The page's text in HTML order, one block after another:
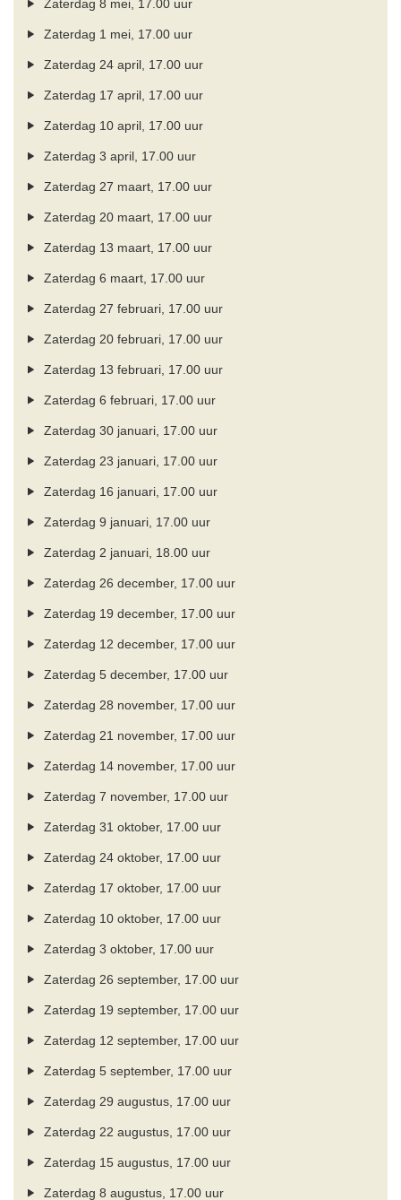
Zaterdag 8 mei, 17.00 uur
Zaterdag 1 mei, 17.00 uur
Zaterdag 24 april, 17.00 uur
Zaterdag 17 april, 17.00 uur
Zaterdag 10 april, 17.00 uur
Zaterdag 3 april, 17.00 uur
Zaterdag 27 maart, 17.00 uur
Zaterdag 20 maart, 17.00 uur
Zaterdag 13 maart, 17.00 uur
Zaterdag 6 maart, 17.00 uur
Zaterdag 27 februari, 17.00 uur
Zaterdag 20 februari, 17.00 uur
Zaterdag 13 februari, 17.00 uur
Zaterdag 6 februari, 17.00 uur
Zaterdag 30 januari, 17.00 uur
Zaterdag 23 januari, 17.00 uur
Zaterdag 16 januari, 17.00 uur
Zaterdag 9 januari, 17.00 uur
Zaterdag 2 januari, 18.00 uur
Zaterdag 26 december, 17.00 uur
Zaterdag 19 december, 17.00 uur
Zaterdag 12 december, 17.00 uur
Zaterdag 5 december, 17.00 uur
Zaterdag 28 november, 17.00 uur
Zaterdag 21 november, 17.00 uur
Zaterdag 14 november, 17.00 uur
Zaterdag 7 november, 17.00 uur
Zaterdag 31 oktober, 17.00 uur
Zaterdag 24 oktober, 17.00 uur
Zaterdag 17 oktober, 17.00 uur
Zaterdag 10 oktober, 17.00 uur
Zaterdag 3 oktober, 17.00 uur
Zaterdag 26 september, 17.00 uur
Zaterdag 19 september, 17.00 uur
Zaterdag 12 september, 17.00 uur
Zaterdag 5 september, 17.00 uur
Zaterdag 29 augustus, 17.00 uur
Zaterdag 22 augustus, 17.00 uur
Zaterdag 15 augustus, 17.00 uur
Zaterdag 8 augustus, 17.00 uur